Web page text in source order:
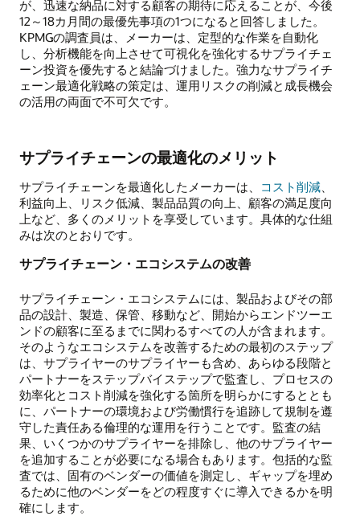
が、迅速な納品に対する顧客の期待に応えることが、今後
12～18カ月間の最優先事項の1つになると回答しました。
KPMGの調査員は、メーカーは、定型的な作業を自動化
し、分析機能を向上させて可視化を強化するサプライチェ
ーン投資を優先すると結論づけました。強力なサプライチ
ェーン最適化戦略の策定は、運用リスクの削減と成長機会
の活用の両面で不可欠です。
サプライチェーンの最適化のメリット
サプライチェーンを最適化したメーカーは、 コスト削減
利益向上、リスク低減、製品品質の向上、顧客の満足度向
上など、多くのメリットを享受しています。具体的な仕組
みは次のとおりです。
サプライチェーン・エコシステムの改善
サプライチェーン・エコシステムには、製品およびその部
品の設計、製造、保管、移動など、開始からエンドツーエ
ンドの顧客に至るまでに関わるすべての人が含まれます。
そのようなエコシステムを改善するための最初のステップ
は、サプライヤーのサプライヤーも含め、あらゆる段階と
パートナーをステップバイステップで監査し、プロセスの
効率化とコスト削減を強化する箇所を明らかにするととも
に、パートナーの環境および労働慣行を追跡して規制を遵
守した責任ある倫理的な運用を行うことです。監査の結
果、いくつかのサプライヤーを排除し、他のサプライヤー
を追加することが必要になる場合もあります。包括的な監
査では、固有のベンダーの価値を測定し、ギャップを埋め
るために他のベンダーをどの程度すぐに導入できるかを明
確にします。